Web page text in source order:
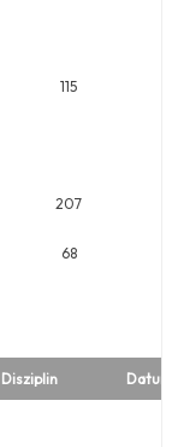
115
207
68
Disziplin Datum